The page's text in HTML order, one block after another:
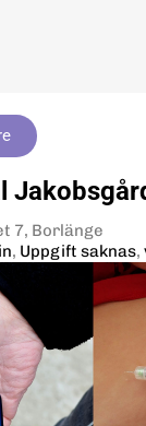
7, Borlänge
, Uppgift saknas,